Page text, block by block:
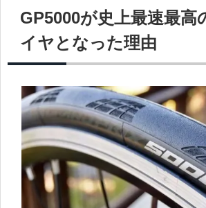
GP5000が史上最速最高
イヤとなった理由